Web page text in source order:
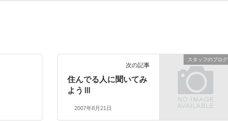
スタッフのブログ
次の記事
住んでる人に聞いてみ
ようⅢ
2007年8月21日